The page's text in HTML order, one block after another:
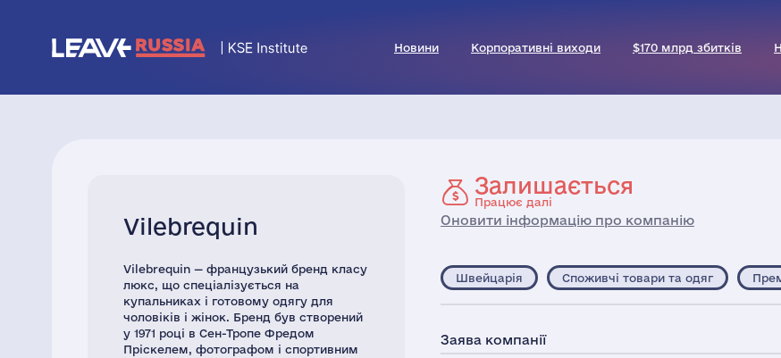
Новини Корпоративні виходи $170 млрд збитків
Vilebrequin
Vilebrequin — французький бренд класу
люкс, що спеціалізується на
купальниках і готовому одягу для
чоловіків і жінок. Бренд був створений
у 1971 році в Сен-Тропе Фредом
Пріскелем, фотографом і спортивним
Залишається
Працює далі
Оновити інформацію про компанію
Швейцарія Споживчі товари та одяг
Заява компанії